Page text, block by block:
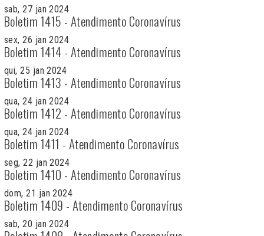
sab, 27 jan 2024
Boletim 1415 - Atendimento Coronavírus
sex, 26 jan 2024
Boletim 1414 - Atendimento Coronavírus
qui, 25 jan 2024
Boletim 1413 - Atendimento Coronavírus
qua, 24 jan 2024
Boletim 1412 - Atendimento Coronavírus
qua, 24 jan 2024
Boletim 1411 - Atendimento Coronavírus
seg, 22 jan 2024
Boletim 1410 - Atendimento Coronavírus
dom, 21 jan 2024
Boletim 1409 - Atendimento Coronavírus
sab, 20 jan 2024